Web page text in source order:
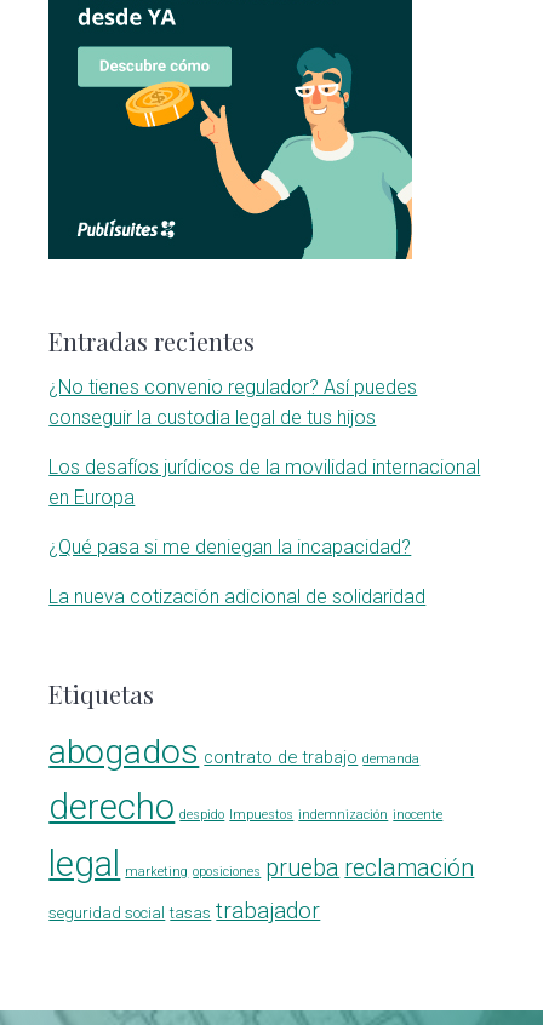
Entradas recientes
¿No tienes convenio regulador? Así puedes
conseguir la custodia legal de tus hijos
Los desafíos jurídicos de la movilidad internacional
en Europa
¿Qué pasa si me deniegan la incapacidad?
La nueva cotización adicional de solidaridad
Etiquetas
abogados contrato de trabajo demanda
derecho despido Impuestos indemnización inocente
legal marketing oposiciones prueba reclamación
seguridad social tasas trabajador